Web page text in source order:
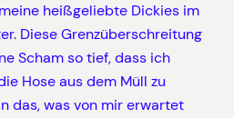
heißgeliebte Dickies im
Diese Grenzüberschreitung
Scham so tief, dass ich
Hose aus dem Müll zu
das, was von mir erwartet